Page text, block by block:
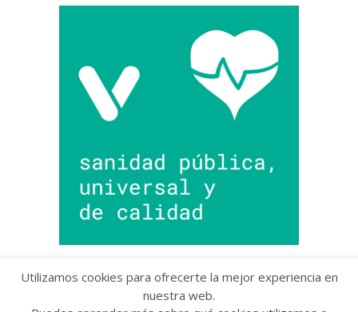
Utilizamos cookies para ofrecerte la mejor experiencia en
nuestra web.